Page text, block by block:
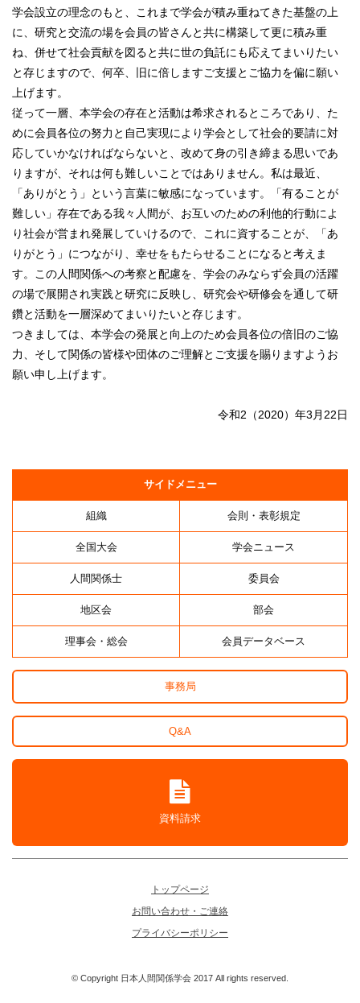
サイドメニュー
組織 会則・表彰規定
全国大会 学会ニュース
人間関係士 委員会
地区会 部会
理事会・総会 会員データベース
事務局
Q&A
資料請求
学会設立の理念のもと、これまで学会が積み重ねてきた基盤の上
に、研究と交流の場を会員の皆さんと共に構築して更に積み重
ね、併せて社会貢献を図ると共に世の負託にも応えてまいりたい
と存じますので、何卒、旧に倍しますご支援とご協力を偏に願い
上げます。
従って一層、本学会の存在と活動は希求されるところであり、た
めに会員各位の努力と自己実現により学会として社会的要請に対
応していかなければならないと、改めて身の引き締まる思いであ
りますが、それは何も難しいことではありません。私は最近、
「ありがとう」という言葉に敏感になっています。「有ることが
難しい」存在である我々人間が、お互いのための利他的行動によ
り社会が営まれ発展していけるので、これに資することが、「あ
りがとう」につながり、幸せをもたらせることになると考えま
す。この人間関係への考察と配慮を、学会のみならず会員の活躍
の場で展開され実践と研究に反映し、研究会や研修会を通して研
鑽と活動を一層深めてまいりたいと存じます。
つきましては、本学会の発展と向上のため会員各位の倍旧のご協
力、そして関係の皆様や団体のご理解とご支援を賜りますようお
願い申し上げます。
令和2（2020）年3月22日
トップページ
お問い合わせ・ご連絡
プライバシーポリシー
© Copyright 日本人間関係学会 2017 All rights reserved.